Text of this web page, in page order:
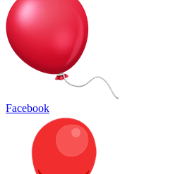
Facebook